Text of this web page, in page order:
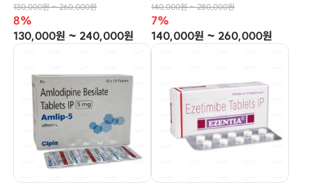
130,000원 ~ 260,000원
8%
130,000원 ~ 240,000원
140,000원 ~ 280,000원
7%
140,000원 ~ 260,000원